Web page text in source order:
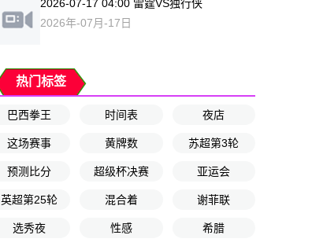
2026-07-17 04:00 雷霆VS独行侠
2026年-07月-17日
热门标签
巴西拳王 时间表 夜店
这场赛事 黄牌数 苏超第3轮
预测比分 超级杯决赛 亚运会
英超第25轮 混合着 谢菲联
选秀夜 性感 希腊